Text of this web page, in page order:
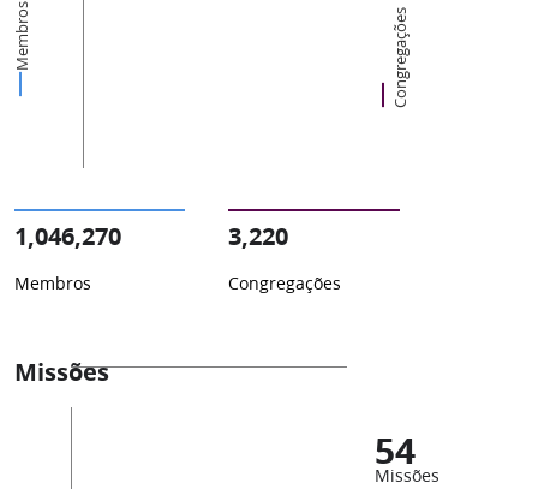
Membros Congregações
1,046,270
Membros
3,220
Congregações
Missões
54
Missões